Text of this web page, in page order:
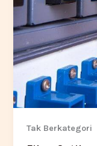
Tak Berkategori